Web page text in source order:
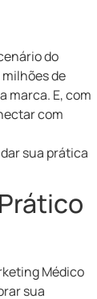
do
de
marca. E, com
com
sua prática
Médico
sua